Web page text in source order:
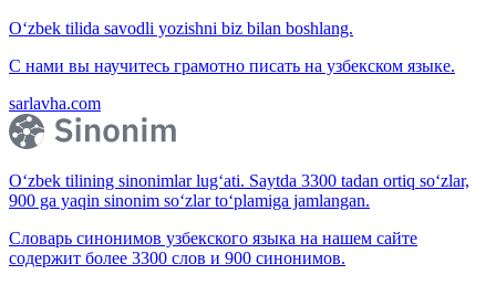
O‘zbek tilida savodli yozishni biz bilan boshlang.
С нами вы научитесь грамотно писать на узбекском языке.
sarlavha.com
O‘zbek tilining sinonimlar lug‘ati. Saytda 3300 tadan ortiq so‘zlar,
900 ga yaqin sinonim so‘zlar to‘plamiga jamlangan.
Словарь синонимов узбекского языка на нашем сайте
содержит более 3300 слов и 900 синонимов.